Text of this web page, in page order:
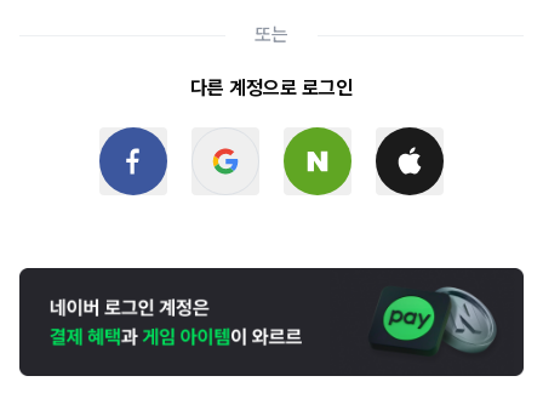
또는
다른 계정으로 로그인